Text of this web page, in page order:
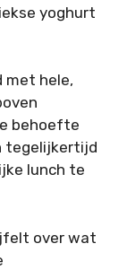
yoghurt
met hele,
behoefte
tegelijkertijd
lunch te
over wat